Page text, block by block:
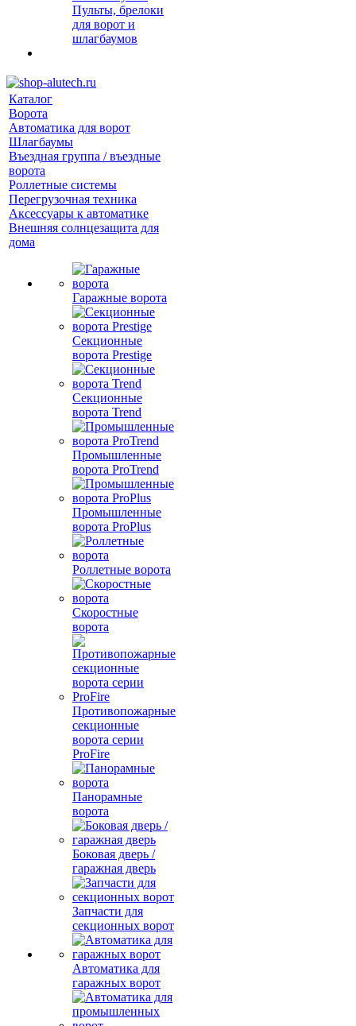
Пульты, брелоки
для ворот и
шлагбаумов
Каталог
Ворота
Автоматика для ворот
Шлагбаумы
Въездная группа / въездные
ворота
Роллетные системы
Перегрузочная техника
Аксессуары к автоматике
Внешняя солнцезащита для
дома
Гаражные ворота
Секционные
ворота Prestige
Секционные
ворота Trend
Промышленные
ворота ProTrend
Промышленные
ворота ProPlus
Роллетные ворота
Скоростные
ворота
Противопожарные
секционные
ворота серии
ProFire
Панорамные
ворота
Боковая дверь /
гаражная дверь
Запчасти для
секционных ворот
Автоматика для
гаражных ворот